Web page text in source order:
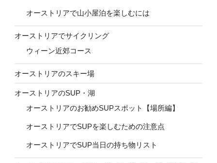
オーストリアで山小屋泊を楽しむには
オーストリアでサイクリング
ウィーン近郊コース
オーストリアのスキー場
オーストリアのSUP・湖
オーストリアのお勧めSUPスポット【場所編】
オーストリアでSUPを楽しむための注意点
オーストリアでSUP当日の持ち物リスト